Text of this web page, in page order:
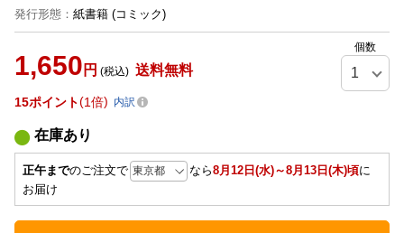
発行形態 ： 紙書籍 (コミック)
1,650 円 (税込) 送料無料
個数
15ポイント 1倍 内訳
在庫あり
正午までのご注文で なら8月12日(水)～8月13日(木)頃に
お届け